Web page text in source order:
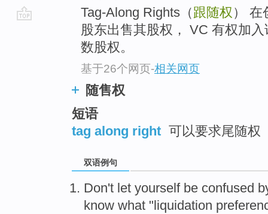
Tag-Along Rights（跟随权 ） 在
股东出售其股权， VC 有权加
数股权。
基于26个网页-相关网页
随售权
短语
tag along right 可以要求尾随权
双语例句
Don't let yourself be confused
know what "liquidation